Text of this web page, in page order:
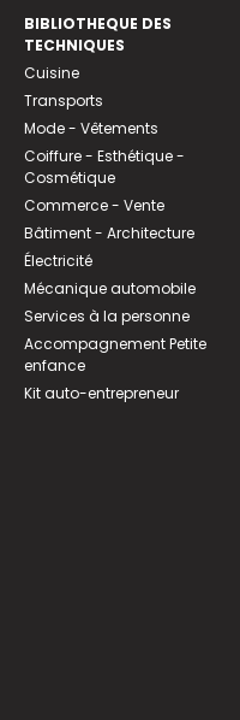
BIBLIOTHEQUE DES
TECHNIQUES
Cuisine
Transports
Mode - Vêtements
Coiffure - Esthétique -
Cosmétique
Commerce - Vente
Bâtiment - Architecture
Électricité
Mécanique automobile
Services à la personne
Accompagnement Petite
enfance
Kit auto-entrepreneur